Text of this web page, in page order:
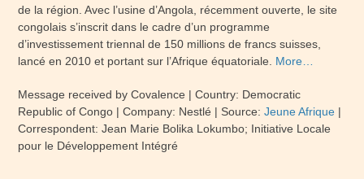
de la région. Avec l’usine d’Angola, récemment ouverte, le site
congolais s’inscrit dans le cadre d’un programme
d’investissement triennal de 150 millions de francs suisses,
lancé en 2010 et portant sur l’Afrique équatoriale. More…
Message received by Covalence | Country: Democratic
Republic of Congo | Company: Nestlé | Source:Jeune Afrique |
Correspondent: Jean Marie Bolika Lokumbo; Initiative Locale
pour le Développement Intégré